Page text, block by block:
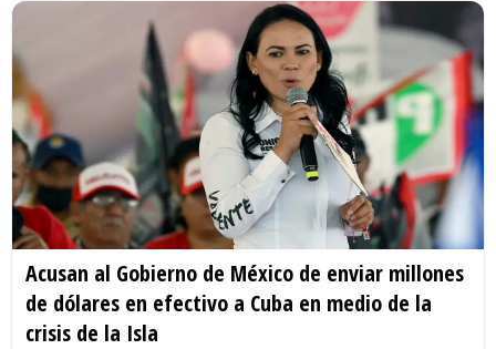
Acusan al Gobierno de México de enviar millones
de dólares en efectivo a Cuba en medio de la
crisis de la Isla